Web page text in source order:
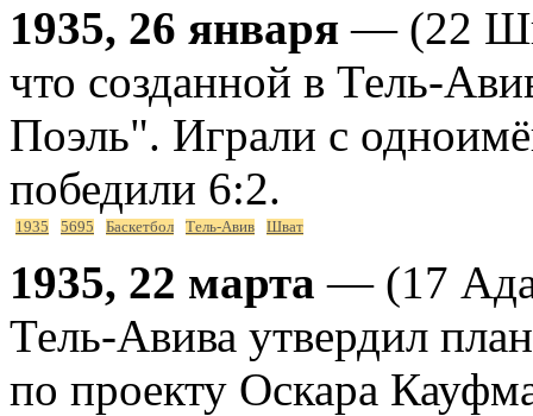
1935, 26 января — (22
что созданной в Тель-
Поэль". Играли с
победили 6:2.
1935 5695 Баскетбол Тель-Авив Шват
1935, 22 марта — (17
Тель-Авива утвердил
по проекту Оскара